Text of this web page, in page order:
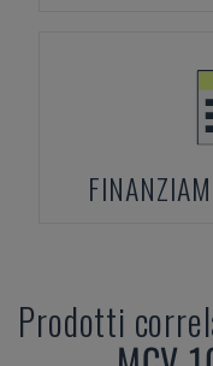
Prodotti